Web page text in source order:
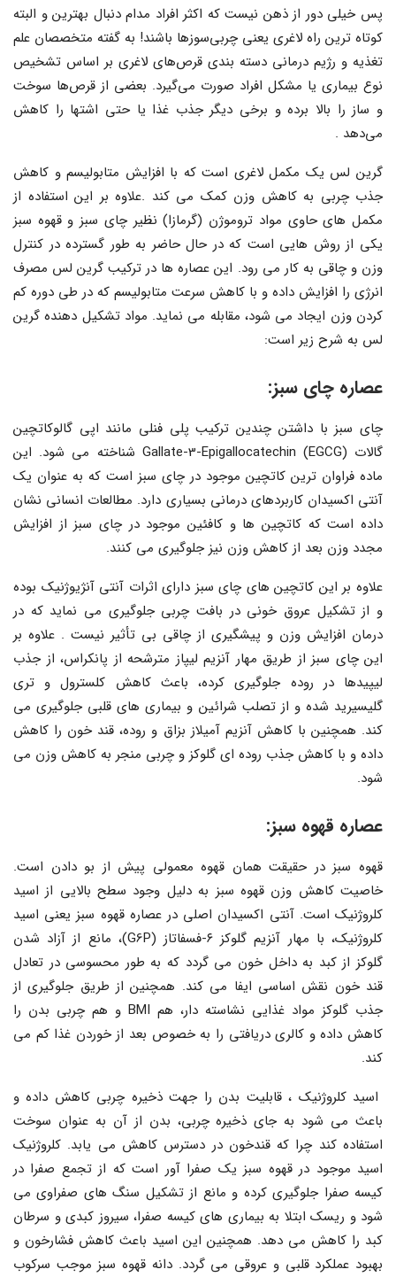
پس خیلی دور از ذهن نیست که اکثر افراد مدام دنبال بهترین و البته
کوتاه ‌ترین راه لاغری یعنی چربی‌سوزها باشند! به گفته‌ متخصصان علم
تغذیه و رژیم درمانی ‌دسته بندی قرص‌های لاغری بر اساس تشخیص
نوع بیماری یا مشکل افراد صورت می‌گیرد. بعضی از قرص‌ها سوخت
و ساز را بالا برده و برخی دیگر جذب غذا یا حتی اشتها را کاهش
می‌دهد .
گرین لس یک مکمل لاغری است که با افزایش متابولیسم و کاهش
جذب چربی به کاهش وزن کمک می کند .علاوه بر این استفاده از
مکمل های حاوی مواد تروموژن (گرمازا) نظیر چای سبز و قهوه سبز
یکی از روش هایی است که در حال حاضر به طور گسترده در کنترل
وزن و چاقی به کار می رود. این عصاره ها در ترکیب گرین لس مصرف
انرژی را افزایش داده و با کاهش سرعت متابولیسم که در طی دوره کم
کردن وزن ایجاد می شود، مقابله می نماید. مواد تشکیل دهنده گرین
لس به شرح زیر است:
عصاره چای سبز:
چای سبز با داشتن چندین ترکیب پلی فنلی مانند اپی گالوکاتچین
گالات (EGCG) Gallate-3-Epigallocatechin شناخته می شود. این
ماده فراوان ترین کاتچین موجود در چای سبز است که به عنوان یک
آنتی اکسیدان کاربردهای درمانی بسیاری دارد. مطالعات انسانی نشان
داده است که کاتچین ها و کافئین موجود در چای سبز از افزایش
مجدد وزن بعد از کاهش وزن نیز جلوگیری می کنند.
علاوه بر این کاتچین های چای سبز دارای اثرات آنتی آنژیوژنیک بوده
و از تشکیل عروق خونی در بافت چربی جلوگیری می نماید که در
درمان افزایش وزن و پیشگیری از چاقی بی تأثیر نیست . علاوه بر
این چای سبز از طریق مهار آنزیم لیپاز مترشحه از پانکراس، از جذب
لیپیدها در روده جلوگیری کرده، باعث کاهش کلسترول و تری
گلیسیرید شده و از تصلب شرائین و بیماری های قلبی جلوگیری می
کند. همچنین با کاهش آنزیم آمیلاز بزاق و روده، قند خون را کاهش
داده و با کاهش جذب روده ای گلوکز و چربی منجر به کاهش وزن می
شود.
عصاره قهوه سبز:
قهوه سبز در حقیقت همان قهوه معمولی پیش از بو دادن است.
خاصیت کاهش وزن قهوه سبز به دلیل وجود سطح بالایی از اسید
کلروژنیک است. آنتی اکسیدان اصلی در عصاره قهوه سبز یعنی اسید
کلروژنیک، با مهار آنزیم گلوکز ۶-فسفاتاز (G6P)، مانع از آزاد شدن
گلوکز از کبد به داخل خون می گردد که به طور محسوسی در تعادل
قند خون نقش اساسی ایفا می کند. همچنین از طریق جلوگیری از
جذب گلوکز مواد غذایی نشاسته دار، هم BMI و هم چربی بدن را
کاهش داده و کالری دریافتی را به خصوص بعد از خوردن غذا کم می
کند.
اسید کلروژنیک ، قابلیت بدن را جهت ذخیره چربی کاهش داده و
باعث می شود به جای ذخیره چربی، بدن از آن به عنوان سوخت
استفاده کند چرا که قندخون در دسترس کاهش می یابد. کلروژنیک
اسید موجود در قهوه سبز یک صفرا آور است که از تجمع صفرا در
کیسه صفرا جلوگیری کرده و مانع از تشکیل سنگ های صفراوی می
شود و ریسک ابتلا به بیماری های کیسه صفرا، سیروز کبدی و سرطان
کبد را کاهش می دهد. همچنین این اسید باعث کاهش فشارخون و
بهبود عملکرد قلبی و عروقی می گردد. دانه قهوه سبز موجب سرکوب